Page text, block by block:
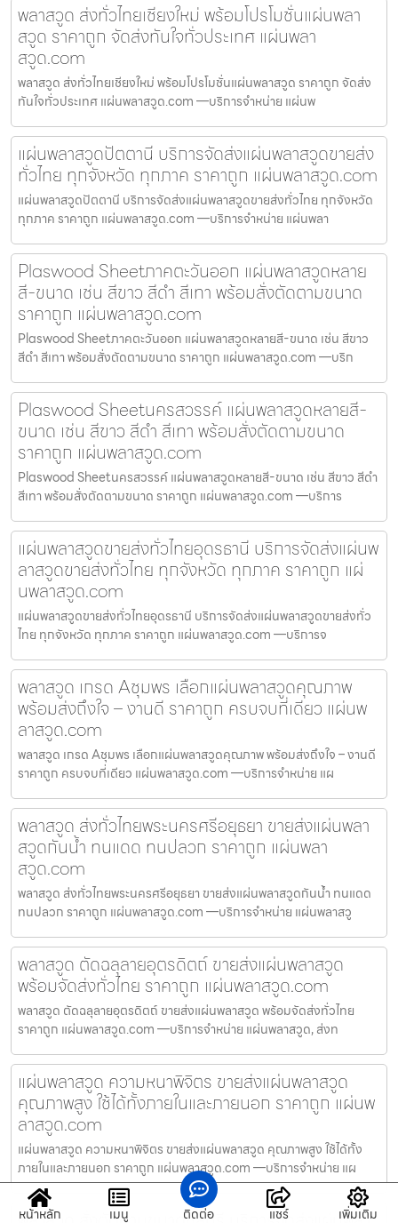
พลาสวูด ส่งทั่วไทยเชียงใหม่ พร้อมโปรโมชั่นแผ่นพลา
สวูด ราคาถูก จัดส่งทันใจทั่วประเทศ แผ่นพลา
สวูด.com
พลาสวูด ส่งทั่วไทยเชียงใหม่ พร้อมโปรโมชั่นแผ่นพลาสวูด ราคาถูก จัดส่ง
ทันใจทั่วประเทศ แผ่นพลาสวูด.com —บริการจำหน่าย แผ่นพ
แผ่นพลาสวูดปัตตานี บริการจัดส่งแผ่นพลาสวูดขายส่ง
ทั่วไทย ทุกจังหวัด ทุกภาค ราคาถูก แผ่นพลาสวูด.com
แผ่นพลาสวูดปัตตานี บริการจัดส่งแผ่นพลาสวูดขายส่งทั่วไทย ทุกจังหวัด
ทุกภาค ราคาถูก แผ่นพลาสวูด.com —บริการจำหน่าย แผ่นพลา
Plaswood Sheetภาคตะวันออก แผ่นพลาสวูดหลาย
สี-ขนาด เช่น สีขาว สีดำ สีเทา พร้อมสั่งตัดตามขนาด
ราคาถูก แผ่นพลาสวูด.com
Plaswood Sheetภาคตะวันออก แผ่นพลาสวูดหลายสี-ขนาด เช่น สีขาว
สีดำ สีเทา พร้อมสั่งตัดตามขนาด ราคาถูก แผ่นพลาสวูด.com —บริก
Plaswood Sheetนครสวรรค์ แผ่นพลาสวูดหลายสี-
ขนาด เช่น สีขาว สีดำ สีเทา พร้อมสั่งตัดตามขนาด
ราคาถูก แผ่นพลาสวูด.com
Plaswood Sheetนครสวรรค์ แผ่นพลาสวูดหลายสี-ขนาด เช่น สีขาว สีดำ
สีเทา พร้อมสั่งตัดตามขนาด ราคาถูก แผ่นพลาสวูด.com —บริการ
แผ่นพลาสวูดขายส่งทั่วไทยอุดรธานี บริการจัดส่งแผ่นพ
ลาสวูดขายส่งทั่วไทย ทุกจังหวัด ทุกภาค ราคาถูก แผ่
นพลาสวูด.com
แผ่นพลาสวูดขายส่งทั่วไทยอุดรธานี บริการจัดส่งแผ่นพลาสวูดขายส่งทั่ว
ไทย ทุกจังหวัด ทุกภาค ราคาถูก แผ่นพลาสวูด.com —บริการจ
พลาสวูด เกรด Aชุมพร เลือกแผ่นพลาสวูดคุณภาพ
พร้อมส่งถึงใจ – งานดี ราคาถูก ครบจบที่เดียว แผ่นพ
ลาสวูด.com
พลาสวูด เกรด Aชุมพร เลือกแผ่นพลาสวูดคุณภาพ พร้อมส่งถึงใจ – งานดี
ราคาถูก ครบจบที่เดียว แผ่นพลาสวูด.com —บริการจำหน่าย แผ
พลาสวูด ส่งทั่วไทยพระนครศรีอยุธยา ขายส่งแผ่นพลา
สวูดกันน้ำ ทนแดด ทนปลวก ราคาถูก แผ่นพลา
สวูด.com
พลาสวูด ส่งทั่วไทยพระนครศรีอยุธยา ขายส่งแผ่นพลาสวูดกันน้ำ ทนแดด
ทนปลวก ราคาถูก แผ่นพลาสวูด.com —บริการจำหน่าย แผ่นพลาสวู
พลาสวูด ตัดฉลุลายอุตรดิตถ์ ขายส่งแผ่นพลาสวูด
พร้อมจัดส่งทั่วไทย ราคาถูก แผ่นพลาสวูด.com
พลาสวูด ตัดฉลุลายอุตรดิตถ์ ขายส่งแผ่นพลาสวูด พร้อมจัดส่งทั่วไทย
ราคาถูก แผ่นพลาสวูด.com —บริการจำหน่าย แผ่นพลาสวูด, ส่งท
แผ่นพลาสวูด ความหนาพิจิตร ขายส่งแผ่นพลาสวูด
คุณภาพสูง ใช้ได้ทั้งภายในและภายนอก ราคาถูก แผ่นพ
ลาสวูด.com
แผ่นพลาสวูด ความหนาพิจิตร ขายส่งแผ่นพลาสวูด คุณภาพสูง ใช้ได้ทั้ง
ภายในและภายนอก ราคาถูก แผ่นพลาสวูด.com —บริการจำหน่าย แผ
หน้าหลัก เมนู ติดต่อ แชร์ เพิ่มเติม